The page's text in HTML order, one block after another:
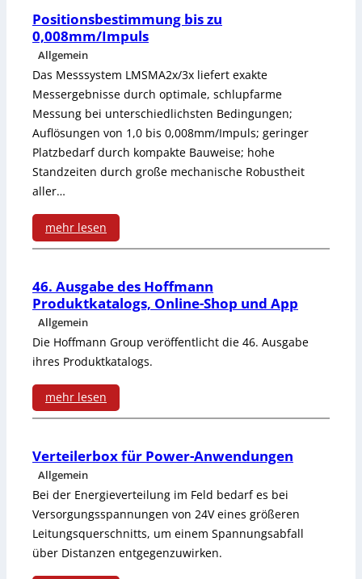
e
r
ä
t
e
n
g
s
s
y
s
t
e
m
e
i
s
i
e
r
e
n
r
e
l
l
e
s
P
r
o
e
k
t
m
a
a
g
e
m
P
r
o
z
e
s
s
l
e
t
s
y
s
t
m
e
,
M
e
s
o
r
g
u
i
n
P
r
e
s
s
l
D
e
t
a
i
l
l
i
e
t
e
T
e
m
e
r
a
t
Positionsbestimmung bis zu
0,008mm/Impuls
Allgemein
Das Messsystem LMSMA2x/3x liefert exakte
Messergebnisse durch optimale, schlupfarme
Messung bei unterschiedlichsten Bedingungen;
Auflösungen von 1,0 bis 0,008mm/Impuls; geringer
Platzbedarf durch kompakte Bauweise; hohe
Standzeiten durch große mechanische Robustheit
aller…
mehr lesen
:
P
o
s
i
i
o
n
s
b
46. Ausgabe des Hoffmann
Produktkatalogs, Online-Shop und App
Allgemein
Die Hoffmann Group veröffentlicht die 46. Ausgabe
ihres Produktkatalogs.
mehr lesen
:
4
6
.
A
Verteilerbox für Power-Anwendungen
Allgemein
Bei der Energieverteilung im Feld bedarf es bei
Versorgungsspannungen von 24V eines größeren
Leitungsquerschnitts, um einem Spannungsabfall
über Distanzen entgegenzuwirken.